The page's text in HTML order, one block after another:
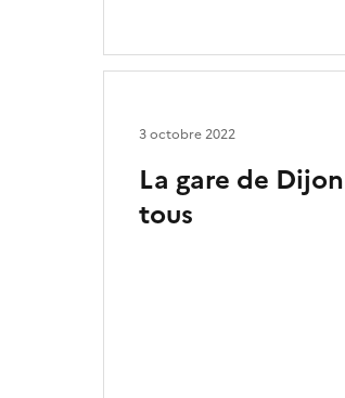
La gare de
tous
3 octobre 2022